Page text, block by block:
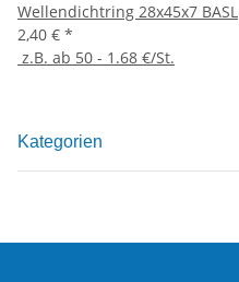
Wellendichtring 28x45x7 BASL
2,40 € *
z.B. ab 50 - 1.68 €/St.
Kategorien